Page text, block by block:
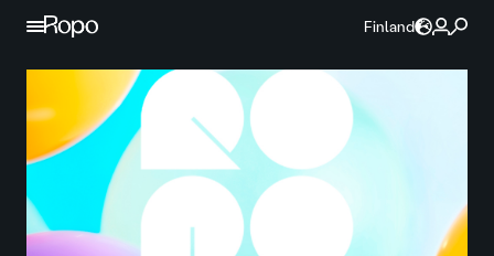
Jatka sisältöön
Finland